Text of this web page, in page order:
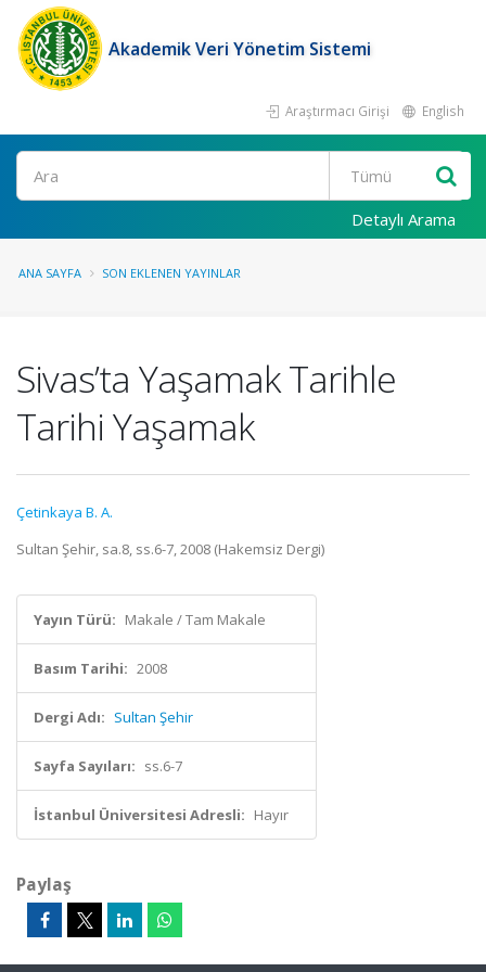
Akademik Veri Yönetim Sistemi
Araştırmacı Girişi English
Ara
Detaylı Arama
ANA SAYFA SON EKLENEN YAYINLAR
Sivas’ta Yaşamak Tarihle
Tarihi Yaşamak
Çetinkaya B. A.
Sultan Şehir, sa.8, ss.6-7, 2008 (Hakemsiz Dergi)
Yayın Türü: Makale / Tam Makale
Basım Tarihi: 2008
Dergi Adı: Sultan Şehir
Sayfa Sayıları: ss.6-7
İstanbul Üniversitesi Adresli: Hayır
Paylaş